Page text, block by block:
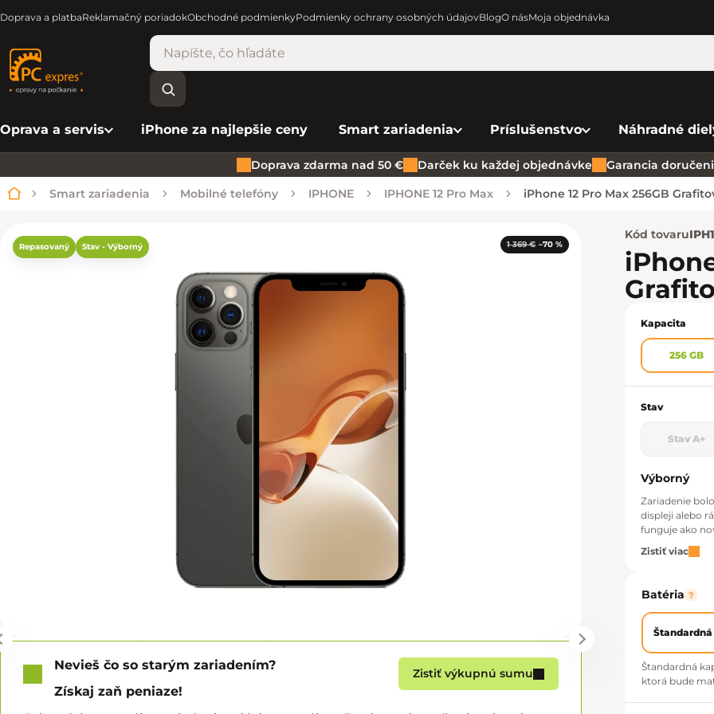
Doprava a platbaReklamačný poriadokObchodné podmienkyPodmienky ochrany osobných údajovBlogO násMoja objednávka
Oprava a servis iPhone za najlepšie ceny Smart zariadenia Príslušenstvo Náhradné
Doprava zdarma nad 50 € Darček ku každej objednávke Garancia
Domov
Smart zariadenia Mobilné telefóny IPHONE IPHONE 12 Pro Max iPhone 12 Pro Max 256GB
Repasovaný Stav - Výborný 1 369 € –70 %
Nevieš čo so starým zariadením?
Získaj zaň peniaze!
Zistiť výkupnú sumu
Kód tovaru
Kapacita
256 GB
Stav
Stav A+
Výborný
Zariadenie
displeji alebo
funguje ako
Zistiť viac
Batéria ?
Štandardná
Štandardná
ktorá bude